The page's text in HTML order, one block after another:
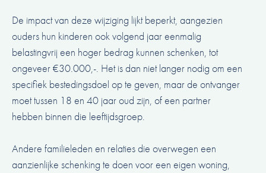
De impact van deze wijziging lijkt beperkt, aangezien
ouders hun kinderen ook volgend jaar eenmalig
belastingvrij een hoger bedrag kunnen schenken, tot
ongeveer €30.000,-. Het is dan niet langer nodig om een
specifiek bestedingsdoel op te geven, maar de ontvanger
moet tussen 18 en 40 jaar oud zijn, of een partner
hebben binnen die leeftijdsgroep.
Andere familieleden en relaties die overwegen een
aanzienlijke schenking te doen voor een eigen woning,